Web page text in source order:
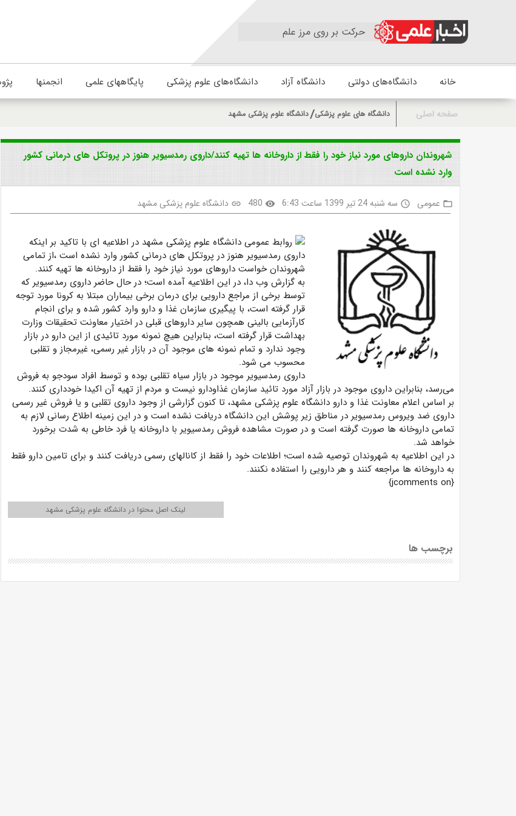
حرکت بر روی مرز علم
خانه دانشگاه‌های دولتی دانشگاه آزاد دانشگاه‌های علوم پزشکی پایگاههای علمی انجمنها
صفحه اصلی دانشگاه های علوم پزشکی دانشگاه علوم پزشکی مشهد
شهروندان داروهای مورد نیاز خود را فقط از داروخانه ها تهیه کنند/داروی رمدسیویر هنوز در پروتکل های درمانی کشور
وارد نشده است
folder_open عمومی access_time سه شنبه 24 تیر 1399 ساعت 6:43 visibility
480
link دانشگاه علوم پزشکی مشهد
روابط عمومی دانشگاه علوم پزشکی مشهد در اطلاعیه ای با تاکید بر اینکه
داروی رمدسیویر هنوز در پروتکل های درمانی کشور وارد نشده است ،از تمامی
شهروندان خواست داروهای مورد نیاز خود را فقط از داروخانه ها تهیه کنند.
به گزارش وب دا، در این اطلاعیه آمده است؛ در حال حاضر داروی رمدسیویر که
توسط برخی از مراجع دارویی برای درمان برخی بیماران مبتلا به کرونا مورد توجه
قرار گرفته است، با پیگیری سازمان غذا و دارو وارد کشور شده و برای انجام
کارآزمایی بالینی همچون سایر داروهای قبلی در اختیار معاونت تحقیقات وزارت
بهداشت قرار گرفته است، بنابراین هیچ نمونه مورد تائیدی از این دارو در بازار
وجود ندارد و تمام نمونه های موجود آن در بازار غیر رسمی، غیرمجاز و تقلبی
محسوب می شود.
داروی رمدسیویر موجود در بازار سیاه تقلبی بوده و توسط افراد سودجو به فروش
می‌رسد، بنابراین داروی موجود در بازار آزاد مورد تائید سازمان غذاودارو نیست و مردم از تهیه آن اکیدا خودداری کنند.
بر اساس اعلام معاونت غذا و دارو دانشگاه علوم پزشکی مشهد، تا کنون گزارشی از وجود داروی تقلبی و یا فروش غیر رسمی
داروی ضد ویروس رمدسیویر در مناطق زیر پوشش این دانشگاه دریافت نشده است و در این زمینه اطلاع رسانی لازم به
تمامی داروخانه ها صورت گرفته است و در صورت مشاهده فروش رمدسیویر با داروخانه یا فرد خاطی به شدت برخورد
خواهد شد.
در این اطلاعیه به شهروندان توصیه شده است؛ اطلاعات خود را فقط از کانالهای رسمی دریافت کنند و برای تامین دارو فقط
به داروخانه ها مراجعه کنند و هر دارویی را استفاده نکنند.
{jcomments on}
لینک اصل محتوا در دانشگاه علوم پزشکی مشهد
برچسب ها